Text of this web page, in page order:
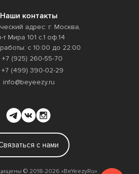
Наши контакты
адрес: г. Москва,
т Мира 101 с.1 оф.14
с 10:00 до 22:00
+7 (925) 260-55-70
+7 (499) 390-02-29
info@beyeezy.ru
с нами
©️ 2018-2026 «BeYeezyRu»